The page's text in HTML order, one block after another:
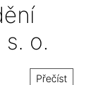
o.
Přečíst